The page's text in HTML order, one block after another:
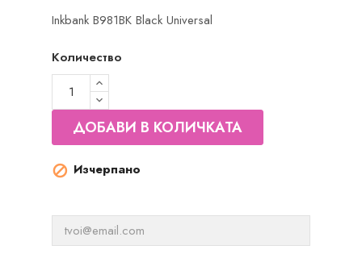
Inkbank B981BK Black Universal
Количество
ДОБАВИ В КОЛИЧКАТА
 Изчерпано